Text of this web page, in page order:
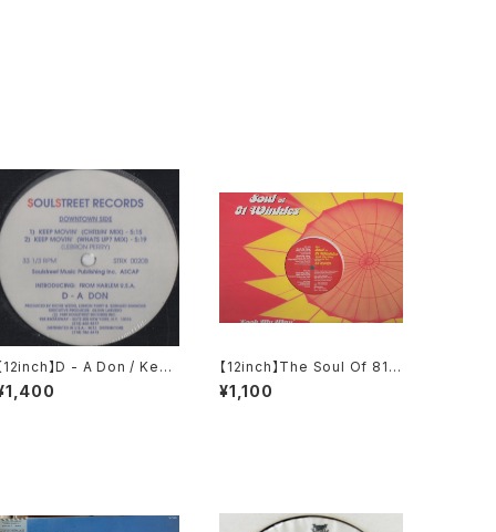
12inch】D - A Don / Keep
【12inch】The Soul Of 81
Winkles / Look My Way
(Mira Pa 'Ca)
¥1,100